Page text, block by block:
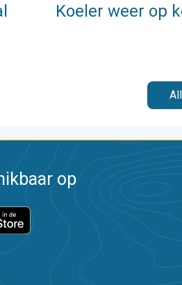
Koeler weer op
op